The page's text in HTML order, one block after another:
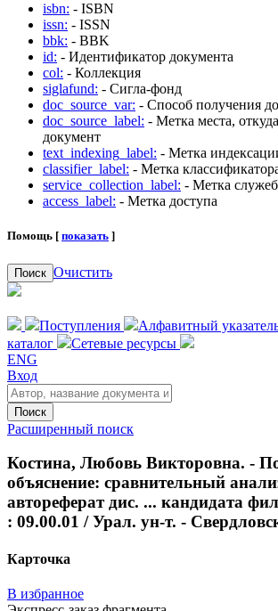
isbn: - ISBN
issn: - ISSN
bbk: - BBK
id: - Идентификатор документа
col: - Коллекция
siglafund: - Сигла-фонд
doc_source_var: - Способ получения
doc_source_label: - Метка места,
документ
text_indexing_label: - Метка
classifier_label: - Метка
service_collection_label: - Метка
access_label: - Метка доступа
Помощь [ показать ]
Поиск Очистить
Поступления Алфавитный
каталог
Сетевые ресурсы
ENG
Вход
Поиск
Расширенный поиск
Костина, Любовь Викторовна. -
объяснение: сравнительный
автореферат дис. ... кандидата
: 09.00.01 / Урал. ун-т. -
Карточка
В избранное